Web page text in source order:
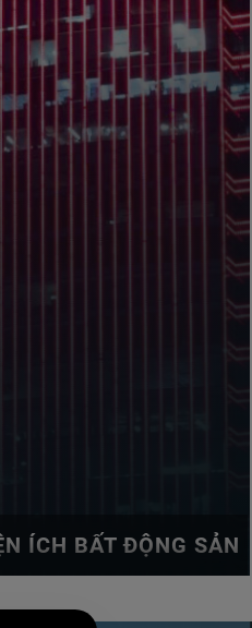
ÍCH BẤT ĐỘNG SẢN